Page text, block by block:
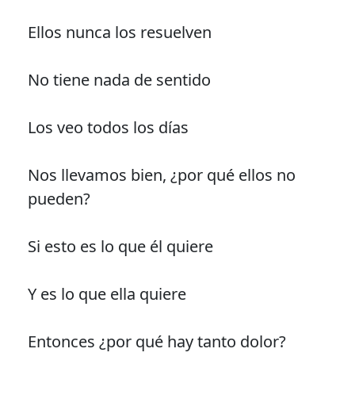
Ellos nunca los resuelven
No tiene nada de sentido
Los veo todos los días
Nos llevamos bien, ¿por qué ellos no
pueden?
Si esto es lo que él quiere
Y es lo que ella quiere
Entonces ¿por qué hay tanto dolor?